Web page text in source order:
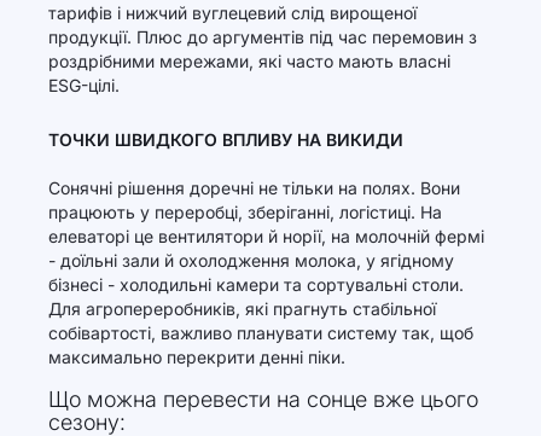
тарифів і нижчий вуглецевий слід вирощеної
продукції. Плюс до аргументів під час перемовин з
роздрібними мережами, які часто мають власні
ESG-цілі.
ТОЧКИ ШВИДКОГО ВПЛИВУ НА ВИКИДИ
Сонячні рішення доречні не тільки на полях. Вони
працюють у переробці, зберіганні, логістиці. На
елеваторі це вентилятори й норії, на молочній фермі
- доїльні зали й охолодження молока, у ягідному
бізнесі - холодильні камери та сортувальні столи.
Для агропереробників, які прагнуть стабільної
собівартості, важливо планувати систему так, щоб
максимально перекрити денні піки.
Що можна перевести на сонце вже цього
сезону: